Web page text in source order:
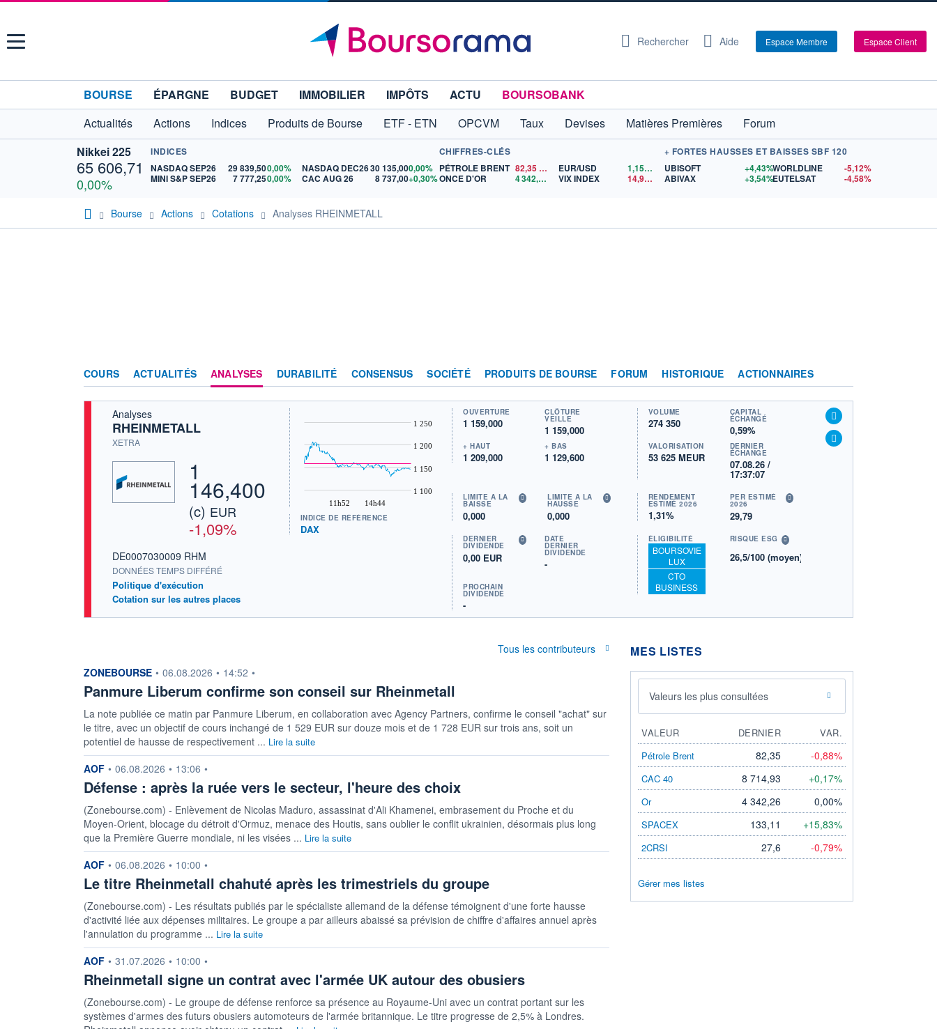
Menu Rechercher Aide Espace Membre Espace Client
BOURSE ÉPARGNE BUDGET IMMOBILIER IMPÔTS ACTU
BOURSOBANK
Actualités
Actions Indices Produits de Bourse ETF - ETN OPCVM Taux Devises Matières Premières
Forum
Nikkei 225
65 606,71
0,00%
INDICES
NASDAQ SEP26
29 839,500,00%
MINI S&P SEP26
7 777,250,00%
NASDAQ DEC2630 135,000,00%
CAC AUG 26
8 737,00+0,30%
CHIFFRES-CLÉS
PÉTROLE BRENT 82,35
ONCE D'OR
4 342,26 $US
EUR/USD 1,1559
$US
VIX INDEX
14,90$US
+ FORTES HAUSSES ET BAISSES SBF 120
UBISOFT
+4,43%
ABIVAX
+3,54%
WORLDLINE
-5,12%
EUTELSAT
-4,58%
Bourse Actions Cotations Analyses RHEINMETALL
COURS ACTUALITÉS ANALYSES DURABILITÉ CONSENSUS SOCIÉTÉ PRODUITS DE BOURSE FORUM HISTORIQUE ACTIONNAIRES
Analyses
RHEINMETALL
XETRA
1
146,400
(c) EUR
-1,09%
DE0007030009 RHM
DONNÉES TEMPS DIFFÉRÉ
Politique d'exécution
Cotation sur les autres places
11h52 14h44
1 100
1 150
1 200
1 250
INDICE DE RÉFÉRENCE
DAX
OUVERTURE
1 159,000
CLÔTURE
VEILLE
1 159,000
+ HAUT
1 209,000
+ BAS
1 129,600
VOLUME
274 350
CAPITAL
ÉCHANGÉ
0,59%
VALORISATION
53 625 MEUR
DERNIER
ÉCHANGE
07.08.26 /
17:37:07
LIMITE À LA
BAISSE
0,000
LIMITE À LA
HAUSSE
0,000
RENDEMENT
ESTIMÉ 2026
1,31%
PER ESTIMÉ
2026
29,79
DERNIER
DIVIDENDE
0,00 EUR
DATE
DERNIER
DIVIDENDE
-
PROCHAIN
DIVIDENDE
-
ÉLIGIBILITÉ
BOURSOVIE
LUX
CTO
BUSINESS
RISQUE ESG
26,5/100 (moyen)
Tous les contributeurs
information fournie par
ZONEBOURSE • 06.08.2026 • 14:52 •
Panmure Liberum confirme son conseil sur Rheinmetall
La note publiée ce matin par Panmure Liberum, en collaboration avec Agency Partners, confirme le conseil "achat" sur
le titre, avec un objectif de cours inchangé de 1 529 EUR sur douze mois et de 1 728 EUR sur trois ans, soit un
potentiel de hausse de respectivement ... Lire la suite
information fournie par
AOF • 06.08.2026 • 13:06 •
Défense : après la ruée vers le secteur, l'heure des choix
(Zonebourse.com) - Enlèvement de Nicolas Maduro, assassinat d'Ali Khamenei, embrasement du Proche et du
Moyen-Orient, blocage du détroit d'Ormuz, menace des Houtis, sans oublier le conflit ukrainien, désormais plus long
que la Première Guerre mondiale, ni les visées ... Lire la suite
information fournie par
AOF • 06.08.2026 • 10:00 •
Le titre Rheinmetall chahuté après les trimestriels du groupe
(Zonebourse.com) - Les résultats publiés par le spécialiste allemand de la défense témoignent d'une forte hausse
d'activité liée aux dépenses militaires. Le groupe a par ailleurs abaissé sa prévision de chiffre d'affaires annuel après
l'annulation du programme ... Lire la suite
information fournie par
AOF • 31.07.2026 • 10:00 •
Rheinmetall signe un contrat avec l'armée UK autour des obusiers
(Zonebourse.com) - Le groupe de défense renforce sa présence au Royaume-Uni avec un contrat portant sur les
systèmes d'armes des futurs obusiers automoteurs de l'armée britannique. Le titre progresse de 2,5% à Londres.
MES LISTES
Valeurs les plus consultées
VALEUR DERNIER
VAR.
Pétrole Brent
82,35 -0,88%
CAC 40 8 714,93 +0,17%
Or 4 342,26 0,00%
SPACEX 133,11 +15,83%
2CRSI 27,6 -0,79%
Gérer mes listes